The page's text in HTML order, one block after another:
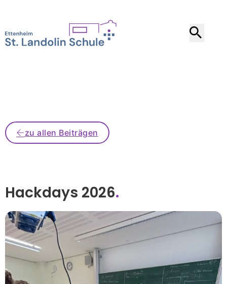
zu allen Beiträgen
Hackdays 2026.